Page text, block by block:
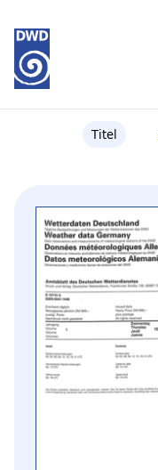
Titel